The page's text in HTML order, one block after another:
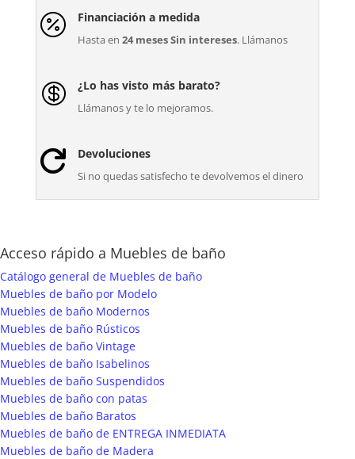
 Financiación a medida
Hasta en 24 meses Sin intereses. Llámanos
 ¿Lo has visto más barato?
Llámanos y te lo mejoramos.
 Devoluciones
Si no quedas satisfecho te devolvemos el dinero
Acceso rápido a Muebles de baño
Catálogo general de Muebles de baño
Muebles de baño por Modelo
Muebles de baño Modernos
Muebles de baño Rústicos
Muebles de baño Vintage
Muebles de baño Isabelinos
Muebles de baño Suspendidos
Muebles de baño con patas
Muebles de baño Baratos
Muebles de baño de ENTREGA INMEDIATA
Muebles de baño de Madera